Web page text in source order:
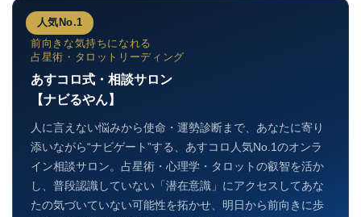
人気No.1
前向きな気持ちになれる
占星術・タロットリーディング
あすコロ式・相談サロン
【ナビるやん】
人に言えない悩みから使命・運勢診断まで、あなたに寄り
添いながら“ナビゲート”する、あすコロ人気No.1のオンラ
イン相談サロン。占星術・心理学・タロットの叡智を活か
し、普段認識していない「潜在意識」にアクセスしてあな
たの気づいていない可能性を拓かせ、明日から前向きに歩